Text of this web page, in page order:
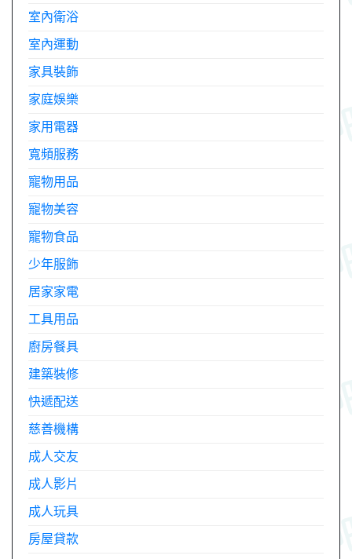
室內衛浴
室內運動
家具裝飾
家庭娛樂
家用電器
寬頻服務
寵物用品
寵物美容
寵物食品
少年服飾
居家家電
工具用品
廚房餐具
建築裝修
快遞配送
慈善機構
成人交友
成人影片
成人玩具
房屋貸款